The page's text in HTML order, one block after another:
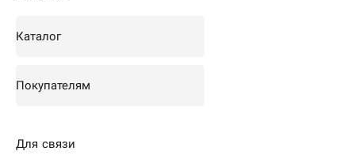
Каталог
Покупателям
Для связи